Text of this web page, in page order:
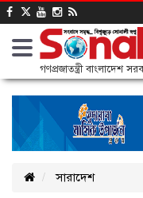
গণপ্রজাতন্ত্রী বাংলাদেশ
সারাদেশ